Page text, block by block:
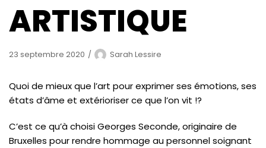
ARTISTIQUE
23 septembre 2020 Sarah Lessire
Quoi de mieux que l’art pour exprimer ses émotions, ses
états d’âme et extérioriser ce que l’on vit !?
C’est ce qu’à choisi Georges Seconde, originaire de
Bruxelles pour rendre hommage au personnel soignant